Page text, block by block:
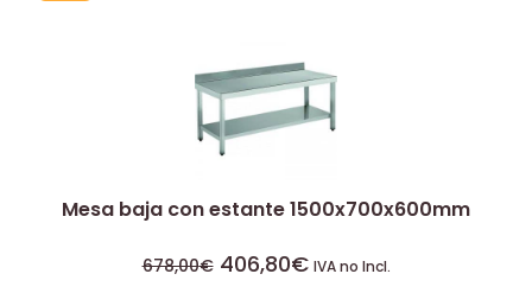
Mesa baja con estante 1500x700x600mm
678,00€ 406,80€ IVA no Incl.